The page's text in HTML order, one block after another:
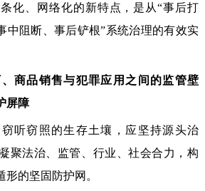
化、网络化的新特点，是从“事后打
中阻断、事后铲根”系统治理的有效实
商品销售与犯罪应用之间的监管壁
屏障
听窃照的生存土壤，应坚持源头治
聚法治、监管、行业、社会合力，构
的坚固防护网。